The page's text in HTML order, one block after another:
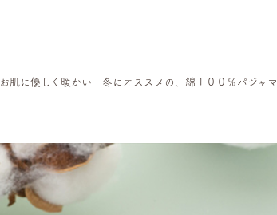
お肌に優しく暖かい！冬にオススメの、綿１００％パジャマ